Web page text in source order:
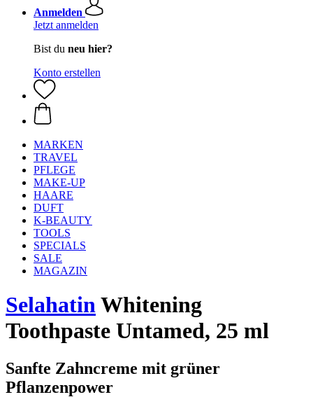
Anmelden
Jetzt anmelden
Bist du neu hier?
Konto erstellen
MARKEN
TRAVEL
PFLEGE
MAKE-UP
HAARE
DUFT
K-BEAUTY
TOOLS
SPECIALS
SALE
MAGAZIN
SelahatinWhitening
Toothpaste Untamed, 25 ml
Sanfte Zahncreme mit grüner
Pflanzenpower